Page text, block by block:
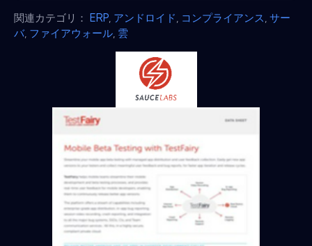
関連カテゴリ： ERP アンドロイド コンプライアンス サー
バ, ファイアウォール 雲